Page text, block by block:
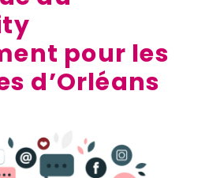
pour les
d’Orléans